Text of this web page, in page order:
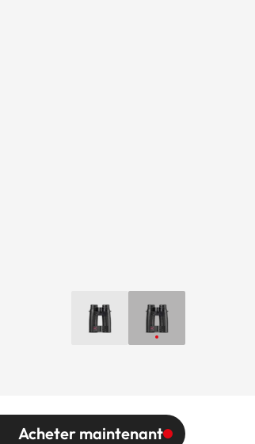
Acheter maintenant